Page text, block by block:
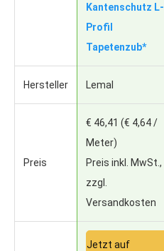
Kantenschutz L-
Profil
Tapetenzub*
Hersteller Lemal
Preis
€ 46,41 (€ 4,64 /
Meter)
Preis inkl. MwSt.,
zzgl.
Versandkosten
Jetzt auf